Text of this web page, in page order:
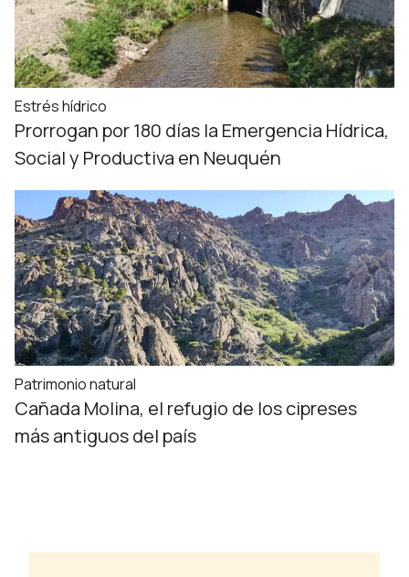
Estrés hídrico
Prorrogan por 180 días la Emergencia Hídrica,
Social y Productiva en Neuquén
Patrimonio natural
Cañada Molina, el refugio de los cipreses
más antiguos del país